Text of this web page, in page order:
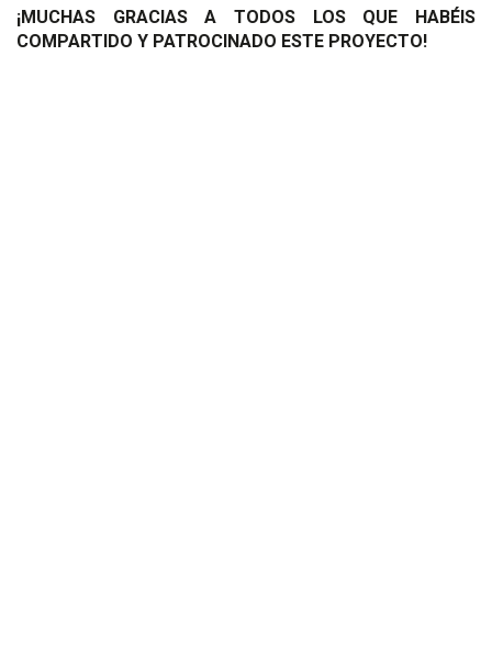
¡MUCHAS GRACIAS A TODOS LOS QUE HABÉIS
COMPARTIDO Y PATROCINADO ESTE PROYECTO!